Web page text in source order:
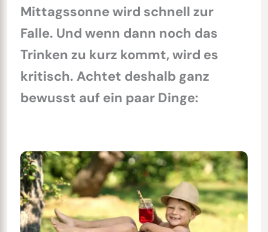
Mittagssonne wird schnell zur
Falle. Und wenn dann noch das
Trinken zu kurz kommt, wird es
kritisch. Achtet deshalb ganz
bewusst auf ein paar Dinge: